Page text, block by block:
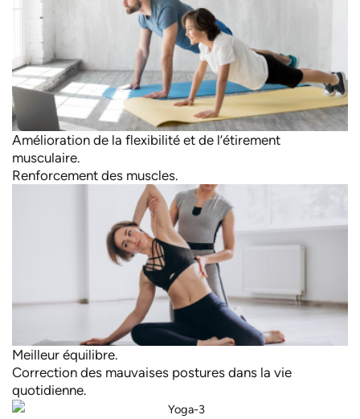
Amélioration de la flexibilité et de l’étirement
musculaire.
Renforcement des muscles.
Meilleur équilibre.
Correction des mauvaises postures dans la vie
quotidienne.